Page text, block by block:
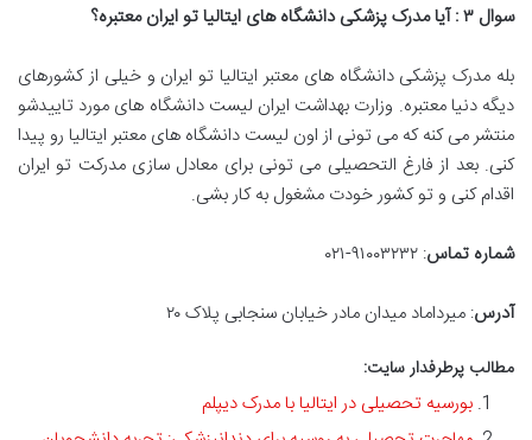
سوال ۳: آیا مدرک پزشکی دانشگاه های ایتالیا تو ایران معتبره؟
بله مدرک پزشکی دانشگاه های معتبر ایتالیا تو ایران و خیلی از کشورهای
دیگه دنیا معتبره. وزارت بهداشت ایران لیست دانشگاه های مورد تاییدشو
منتشر می کنه که می تونی از اون لیست دانشگاه های معتبر ایتالیا رو پیدا
کنی. بعد از فارغ التحصیلی می تونی برای معادل سازی مدرکت تو ایران
اقدام کنی و تو کشور خودت مشغول به کار بشی.
شماره تماس: ۹۱۰۰۳۲۳۲-۰۲۱
آدرس: میرداماد میدان مادر خیابان سنجابی پلاک ۲۰
مطالب پرطرفدار سایت:
بورسیه تحصیلی در ایتالیا با مدرک دیپلم